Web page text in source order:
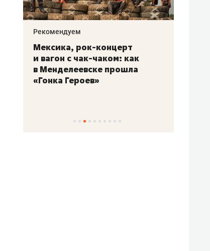
Рекомендуем
Мексика, рок-концерт
и вагон с чак-чаком: как
в Менделеевске прошла
«Гонка Героев»